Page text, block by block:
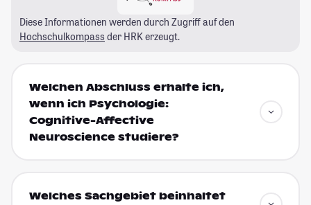
Diese Informationen werden durch Zugriff auf den
Hochschulkompass der HRK erzeugt.
Welchen Abschluss erhalte ich,
wenn ich Psychologie:
Cognitive-Affective
Neuroscience studiere?
Welches Sachgebiet beinhaltet